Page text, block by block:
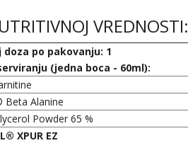
VREDNOSTI:
doza po pakovanju: 1
(jedna boca - 60ml):
Beta Alanine
Powder 65 %
XPUR EZ